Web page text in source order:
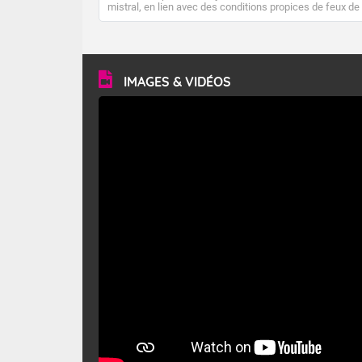
mistral, en lien avec des conditions propices de feux de
forêt. Mais qu'est-ce que le mistral ? Quelles sont ses
vitesse moyenne de 50 km/h et atteindre 80 à 100 km/h
en rafales, parfois davantage. Il parcourt la basse vallée
du Rhône et la Provence et envahit le littoral
méditerranéen à partir de la Camargue.
IMAGES & VIDÉOS